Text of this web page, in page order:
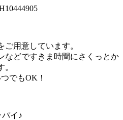
用意しています。
などですきま時間にさくっとか
でもOK！
イ♪